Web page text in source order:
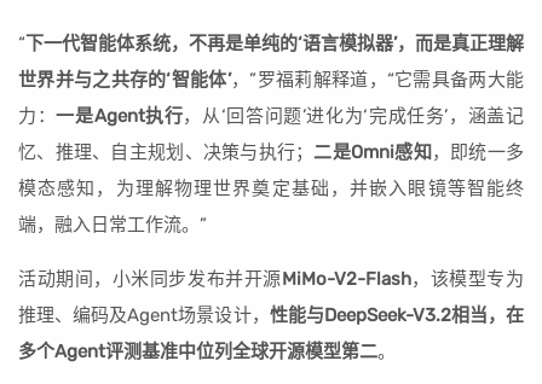
“下一代智能体系统，不再是单纯的‘语言模拟器’，而是真正理解
世界并与之共存的‘智能体’，”罗福莉解释道，“它需具备两大能
力：一是Agent执行，从‘回答问题’进化为‘完成任务’，涵盖记
忆、推理、自主规划、决策与执行；二是Omni感知，即统一多
模态感知，为理解物理世界奠定基础，并嵌入眼镜等智能终
端，融入日常工作流。”
活动期间，小米同步发布并开源MiMo-V2-Flash，该模型专为
推理、编码及Agent场景设计， 性能与DeepSeek-V3.2相当，在
多个Agent评测基准中位列全球开源模型第二。